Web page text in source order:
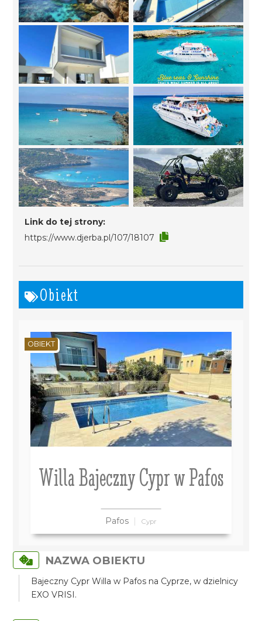
Link do tej strony:
https://www.djerba.pl/107/18107
Obiekt
Willa Bajeczny Cypr w Pafos
Pafos Cypr
OBIEKT
NAZWA OBIEKTU
Bajeczny Cypr Willa w Pafos na Cyprze, w dzielnicy
EXO VRISI.